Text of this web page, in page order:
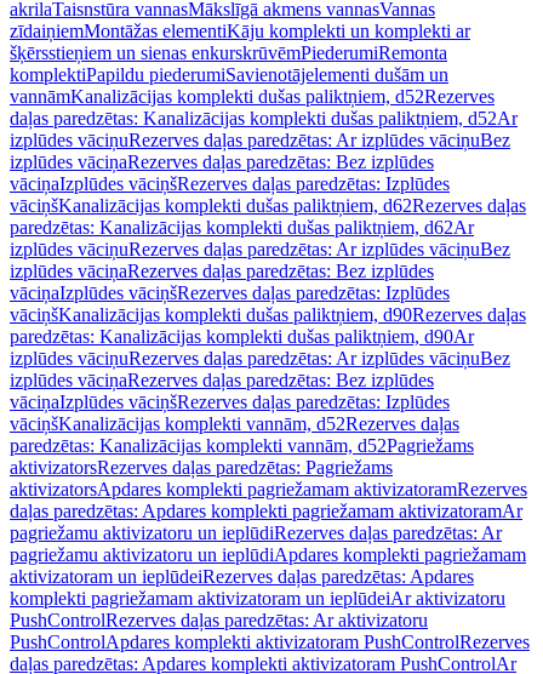
akrilaTaisnstūra vannasMākslīgā akmens vannasVannas
zīdaiņiemMontāžas elementiKāju komplekti un komplekti ar
šķērsstieņiem un sienas enkurskrūvēmPiederumiRemonta
komplektiPapildu piederumiSavienotājelementi dušām un
vannāmKanalizācijas komplekti dušas paliktņiem, d52Rezerves
daļas paredzētas: Kanalizācijas komplekti dušas paliktņiem, d52Ar
izplūdes vāciņuRezerves daļas paredzētas: Ar izplūdes vāciņuBez
izplūdes vāciņaRezerves daļas paredzētas: Bez izplūdes
vāciņaIzplūdes vāciņšRezerves daļas paredzētas: Izplūdes
vāciņšKanalizācijas komplekti dušas paliktņiem, d62Rezerves daļas
paredzētas: Kanalizācijas komplekti dušas paliktņiem, d62Ar
izplūdes vāciņuRezerves daļas paredzētas: Ar izplūdes vāciņuBez
izplūdes vāciņaRezerves daļas paredzētas: Bez izplūdes
vāciņaIzplūdes vāciņšRezerves daļas paredzētas: Izplūdes
vāciņšKanalizācijas komplekti dušas paliktņiem, d90Rezerves daļas
paredzētas: Kanalizācijas komplekti dušas paliktņiem, d90Ar
izplūdes vāciņuRezerves daļas paredzētas: Ar izplūdes vāciņuBez
izplūdes vāciņaRezerves daļas paredzētas: Bez izplūdes
vāciņaIzplūdes vāciņšRezerves daļas paredzētas: Izplūdes
vāciņšKanalizācijas komplekti vannām, d52Rezerves daļas
paredzētas: Kanalizācijas komplekti vannām, d52Pagriežams
aktivizatorsRezerves daļas paredzētas: Pagriežams
aktivizatorsApdares komplekti pagriežamam aktivizatoramRezerves
daļas paredzētas: Apdares komplekti pagriežamam aktivizatoramAr
pagriežamu aktivizatoru un ieplūdiRezerves daļas paredzētas: Ar
pagriežamu aktivizatoru un ieplūdiApdares komplekti pagriežamam
aktivizatoram un ieplūdeiRezerves daļas paredzētas: Apdares
komplekti pagriežamam aktivizatoram un ieplūdeiAr aktivizatoru
PushControlRezerves daļas paredzētas: Ar aktivizatoru
PushControlApdares komplekti aktivizatoram PushControlRezerves
daļas paredzētas: Apdares komplekti aktivizatoram PushControlAr